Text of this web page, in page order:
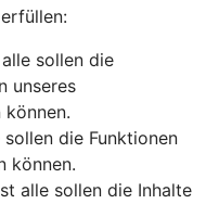
sollen die
unseres
die Funktionen
können.
alle sollen die Inhalte